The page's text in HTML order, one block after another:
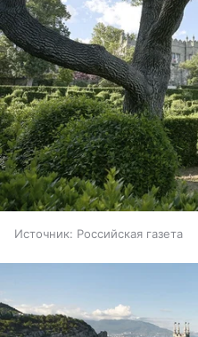
Источник: Российская газета